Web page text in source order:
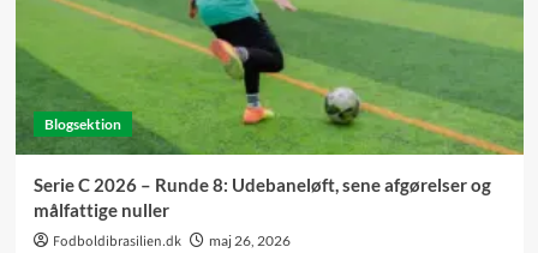
Blogsektion
Serie C 2026 – Runde 8: Udebaneløft, sene afgørelser og
målfattige nuller
Fodboldibrasilien.dk maj 26, 2026